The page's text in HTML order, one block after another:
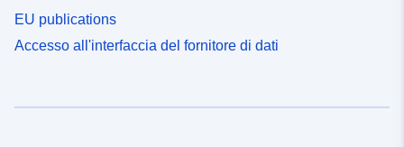
EU publications
Accesso all'interfaccia del fornitore di dati